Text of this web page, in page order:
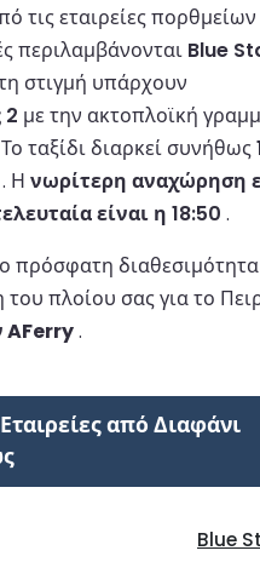
τις εταιρείες πορθμείων
περιλαμβάνονται Blue
στιγμή υπάρχουν
2 με την ακτοπλοϊκή
Το ταξίδι διαρκεί συνήθως
. Η νωρίτερη αναχώρηση
είναι η 18:50 .
πρόσφατη
του πλοίου σας για το
AFerry.
από Διαφάνι
Blue